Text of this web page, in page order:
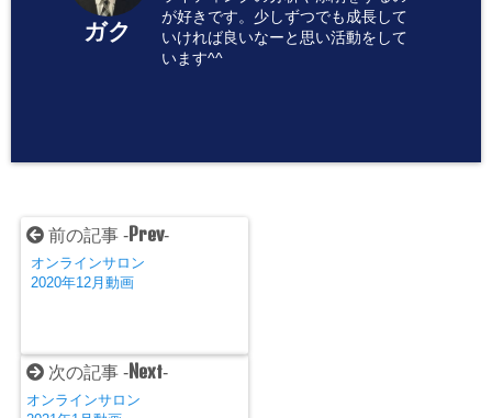
ガク
が好きです。少しずつでも成長して
いければ良いなーと思い活動をして
います^^
前の記事 - Prev-
オンラインサロン
2020年12月動画
次の記事 - Next-
オンラインサロン